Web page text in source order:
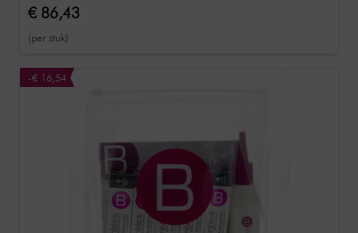
€ 86,43
(per stuk)
-€ 16,54